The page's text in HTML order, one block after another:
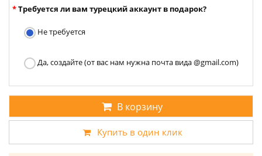
Требуется ли вам турецкий аккаунт в подарок?
Не требуется
Да, создайте (от вас нам нужна почта вида @gmail.com)
В корзину
Купить в один клик